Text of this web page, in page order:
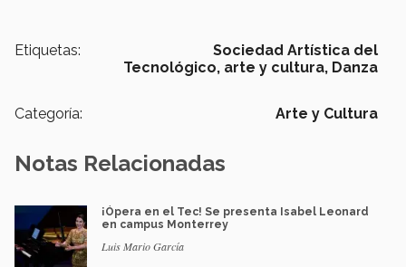
Etiquetas:
Sociedad Artística del
Tecnológico, arte y cultura, Danza
Categoría: Arte y Cultura
Notas Relacionadas
¡Ópera en el Tec! Se presenta Isabel Leonard
en campus Monterrey
Luis Mario García